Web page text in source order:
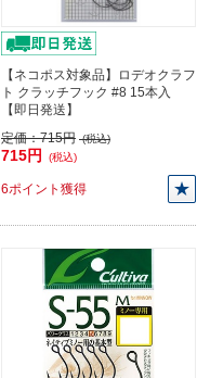
【ネコポス対象品】ロデオクラフ
ト クラッチフック #8 15本入
【即日発送】
定価：715円 (税込)
715円 (税込)
6ポイント獲得